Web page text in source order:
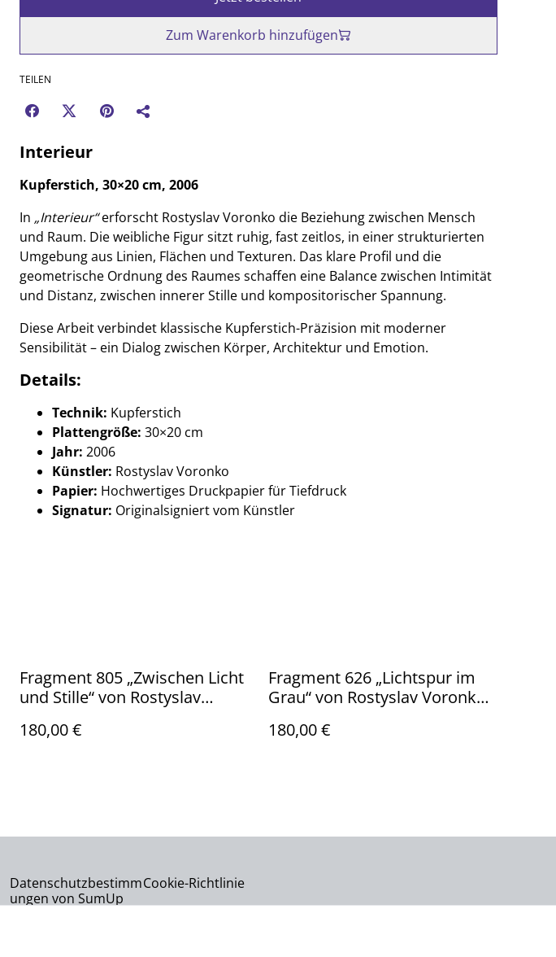
Zum Warenkorb hinzufügen
TEILEN
Interieur
Kupferstich, 30×20 cm, 2006
In „Interieur“erforscht Rostyslav Voronko die Beziehung zwischen Mensch
und Raum. Die weibliche Figur sitzt ruhig, fast zeitlos, in einer strukturierten
Umgebung aus Linien, Flächen und Texturen. Das klare Profil und die
geometrische Ordnung des Raumes schaffen eine Balance zwischen Intimität
und Distanz, zwischen innerer Stille und kompositorischer Spannung.
Diese Arbeit verbindet klassische Kupferstich-Präzision mit moderner
Sensibilität – ein Dialog zwischen Körper, Architektur und Emotion.
Details:
Technik: Kupferstich
Plattengröße: 30×20 cm
Jahr: 2006
Künstler: Rostyslav Voronko
Papier: Hochwertiges Druckpapier für Tiefdruck
Signatur: Originalsigniert vom Künstler
Fragment 805 „Zwischen Licht
und Stille“ von Rostyslav
Gesicht in Violett und Ocker,
180,00 €
Fragment 626 „Lichtspur im
Grau“ von Rostyslav Voronko,
in Grautönen mit feinen
180,00 €
Datenschutzbestimm
ungen von SumUp
Cookie-Richtlinie